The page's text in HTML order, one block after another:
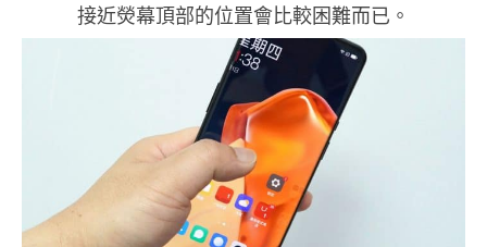
接近熒幕頂部的位置會比較困難而已。